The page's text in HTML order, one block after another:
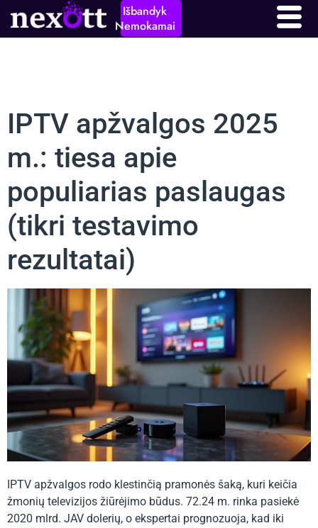
Išbandyk
Nemokamai
IPTV apžvalgos 2025
m.: tiesa apie
populiarias paslaugas
(tikri testavimo
rezultatai)
IPTV apžvalgos rodo klestinčią pramonės šaką, kuri keičia
žmonių televizijos žiūrėjimo būdus. 72.24 m. rinka pasiekė
2020 mlrd. JAV dolerių, o ekspertai prognozuoja, kad iki